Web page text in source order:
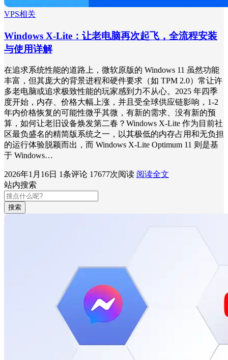
VPS相关
Windows X-Lite：让老电脑再次起飞，全流程安装
与使用详解
在追求系统性能的道路上，微软原版的 Windows 11 虽然功能
丰富，但其庞大的背景进程和硬件要求（如 TPM 2.0）常让许
多老电脑或追求极致性能的玩家感到力不从心。2025 年四季
度开始，内存、价格大幅上涨，并且受全球供应链影响，1-2
年内价格恢复的可能性微乎其微，有新的需求、没有新的预
算，如何让老旧设备焕发第二春？Windows X-Lite 作为目前社
区最负盛名的精简版系统之一，以其极低的内存占用和无负担
的运行体验脱颖而出，而 Windows X-Lite Optimum 11 则是基
于 Windows…
2026年1月16日 1条评论 17677次阅读 阅读全文
站内搜索
搜索